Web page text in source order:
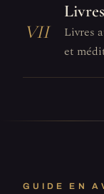
VII
Livres
et
GUIDE EN